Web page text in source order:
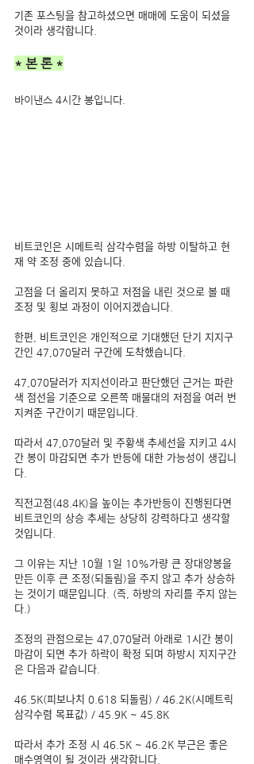
기존 포스팅을 참고하셨으면 매매에 도움이 되셨을
것이라 생각합니다.
* 본 론 *
바이낸스 4시간 봉입니다.
비트코인은 시메트릭 삼각수렴을 하방 이탈하고 현
재 약 조정 중에 있습니다.
고점을 더 올리지 못하고 저점을 내린 것으로 볼 때
조정 및 횡보 과정이 이어지겠습니다.
한편, 비트코인은 개인적으로 기대했던 단기 지지구
간인 47,070달러 구간에 도착했습니다.
47,070달러가 지지선이라고 판단했던 근거는 파란
색 점선을 기준으로 오른쪽 매물대의 저점을 여러 번
지켜준 구간이기 때문입니다.
따라서 47,070달러 및 주황색 추세선을 지키고 4시
간 봉이 마감되면 추가 반등에 대한 가능성이 생깁니
다.
직전고점(48.4K)을 높이는 추가반등이 진행된다면
비트코인의 상승 추세는 상당히 강력하다고 생각할
것입니다.
그 이유는 지난 10월 1일 10%가량 큰 장대양봉을
만든 이후 큰 조정(되돌림)을 주지 않고 추가 상승하
는 것이기 때문입니다. (즉, 하방의 자리를 주지 않는
다.)
조정의 관점으로는 47,070달러 아래로 1시간 봉이
마감이 되면 추가 하락이 확정 되며 하방시 지지구간
은 다음과 같습니다.
46.5K(피보나치 0.618 되돌림) / 46.2K(시메트릭
삼각수렴 목표값) / 45.9K ~ 45.8K
따라서 추가 조정 시 46.5K ~ 46.2K 부근은 좋은
매수영역이 될 것이라 생각합니다.